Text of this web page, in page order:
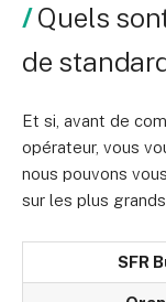
Quels
de
Et si, avant de
opérateur, vous
nous pouvons
sur les plus
SFR